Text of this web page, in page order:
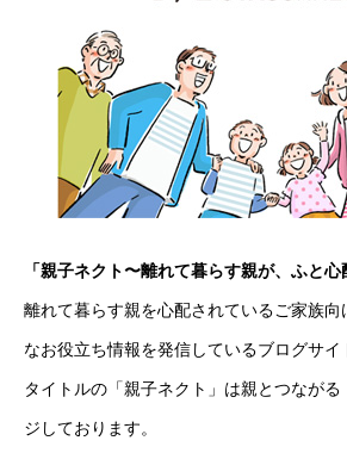
「親子ネクト〜離れて暮らす親が、ふと心
離れて暮らす親を心配されているご家族向
なお役立ち情報を発信しているブログサイ
タイトルの「親子ネクト」は親とつなが
ジしております。